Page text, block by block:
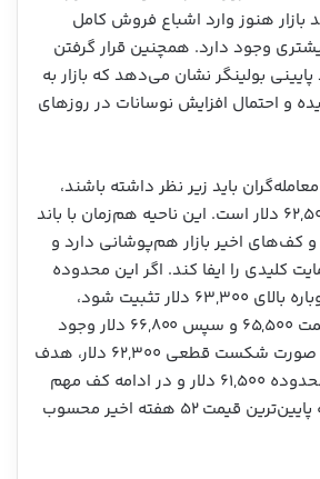
هنوز وارد اشباع فروش کامل
وجود دارد. همچنین قرار گرفتن
بولینگر نشان می‌دهد که بازار به
و احتمال افزایش نوسانات در روزهای
باید زیر نظر داشته باشند،
محدوده ۶۲,۳۰۰ تا ۶۲,۵۰۰ دلار است. این ناحیه هم‌زمان با باند
و کف‌های اخیر بازار هم‌پوشانی دارد و
کلیدی را ایفا کند. اگر این محدوده
حفظ شود و قیمت دوباره بالای ۶۳,۳۰۰ دلار تثبیت شود،
احتمال بازگشت به سمت ۶۵,۵۰۰ و سپس ۶۶,۸۰۰ دلار وجود
خواهد داشت. اما در صورت شکست قطعی ۶۲,۳۰۰ دلار، هدف
بعدی بازار می‌تواند محدوده ۶۱,۵۰۰ دلار و در ادامه کف مهم
۵۷,۷۳۷ دلار باشد که پایین‌ترین قیمت ۵۲ هفته اخیر محسوب